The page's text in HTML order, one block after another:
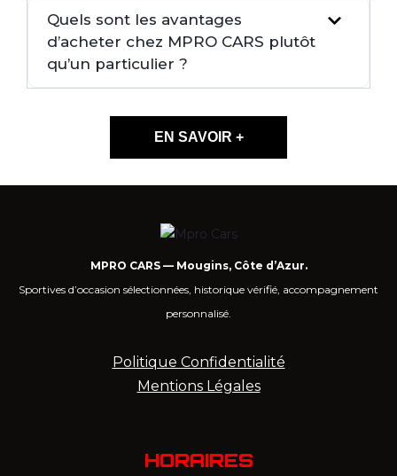
Quels sont les avantages
d’acheter chez MPRO CARS plutôt
qu’un particulier ?
EN SAVOIR +
MPRO CARS — Mougins, Côte d’Azur.
Sportives d’occasion sélectionnées, historique vérifié, accompagnement
personnalisé.
Politique Confidentialité
Mentions Légales
HORAIRES